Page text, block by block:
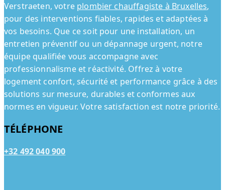
Verstraeten, votre plombier chauffagiste à Bruxelles,
pour des interventions fiables, rapides et adaptées à
vos besoins. Que ce soit pour une installation, un
entretien préventif ou un dépannage urgent, notre
équipe qualifiée vous accompagne avec
professionnalisme et réactivité. Offrez à votre
logement confort, sécurité et performance grâce à des
solutions sur mesure, durables et conformes aux
normes en vigueur. Votre satisfaction est notre priorité.
TÉLÉPHONE
+32 492 040 900